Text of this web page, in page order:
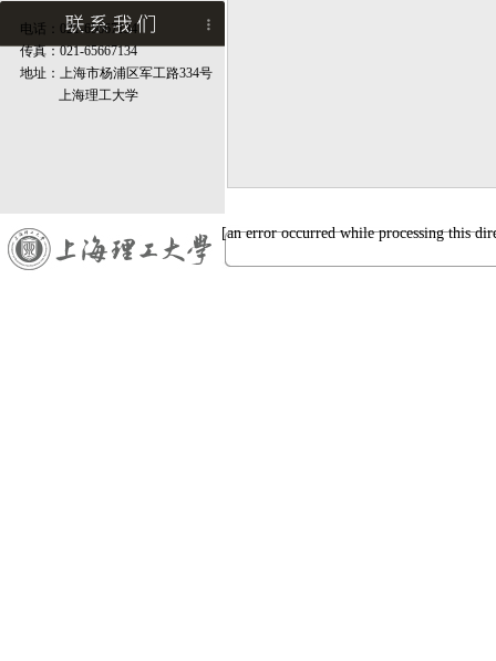
电话：021-65667134
传真：021-65667134
地址：上海市杨浦区军工路334号
上海理工大学
[an error occurred while processing this